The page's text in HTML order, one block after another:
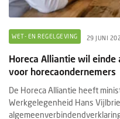
WET- EN REGELGEVING 29 JUNI
Horeca Alliantie wil
voor horecaondernemers
De Horeca Alliantie heeft
Werkgelegenheid Hans